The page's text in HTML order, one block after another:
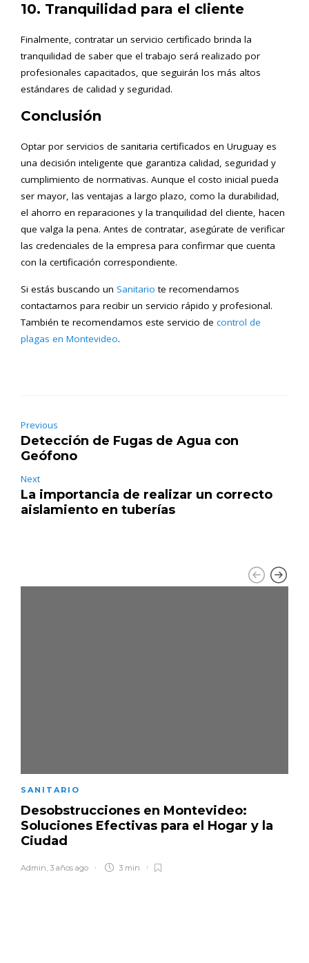
10. Tranquilidad para el cliente
Finalmente, contratar un servicio certificado brinda la
tranquilidad de saber que el trabajo será realizado por
profesionales capacitados, que seguirán los más altos
estándares de calidad y seguridad.
Conclusión
Optar por servicios de sanitaria certificados en Uruguay es
una decisión inteligente que garantiza calidad, seguridad y
cumplimiento de normativas. Aunque el costo inicial pueda
ser mayor, las ventajas a largo plazo, como la durabilidad,
el ahorro en reparaciones y la tranquilidad del cliente, hacen
que valga la pena. Antes de contratar, asegúrate de verificar
las credenciales de la empresa para confirmar que cuenta
con la certificación correspondiente.
Si estás buscando un Sanitario te recomendamos
contactarnos para recibir un servicio rápido y profesional.
También te recomendamos este servicio de control de
plagas en Montevideo.
Previous
Detección de Fugas de Agua con
Geófono
Next
La importancia de realizar un correcto
aislamiento en tuberías
SANITARIO
Desobstrucciones en Montevideo:
Soluciones Efectivas para el Hogar y la
Ciudad
Admin 3 años ago 3 min